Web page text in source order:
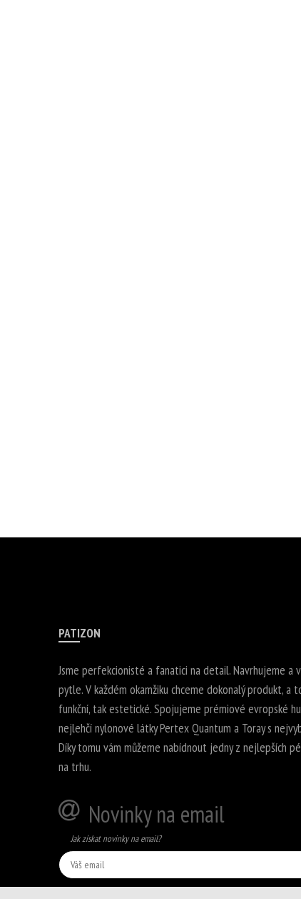
PATIZON
Jsme perfekcionisté a fanatici na detail. Navrhujeme a
pytle. V každém okamžiku chceme dokonalý produkt, a
funkční, tak estetické. Spojujeme prémiové evropské
nejlehčí nylonové látky Pertex Quantum a Toray s
Díky tomu vám můžeme nabídnout jedny z nejlepších
na trhu.
Novinky na email
Jak získat novinky na email?